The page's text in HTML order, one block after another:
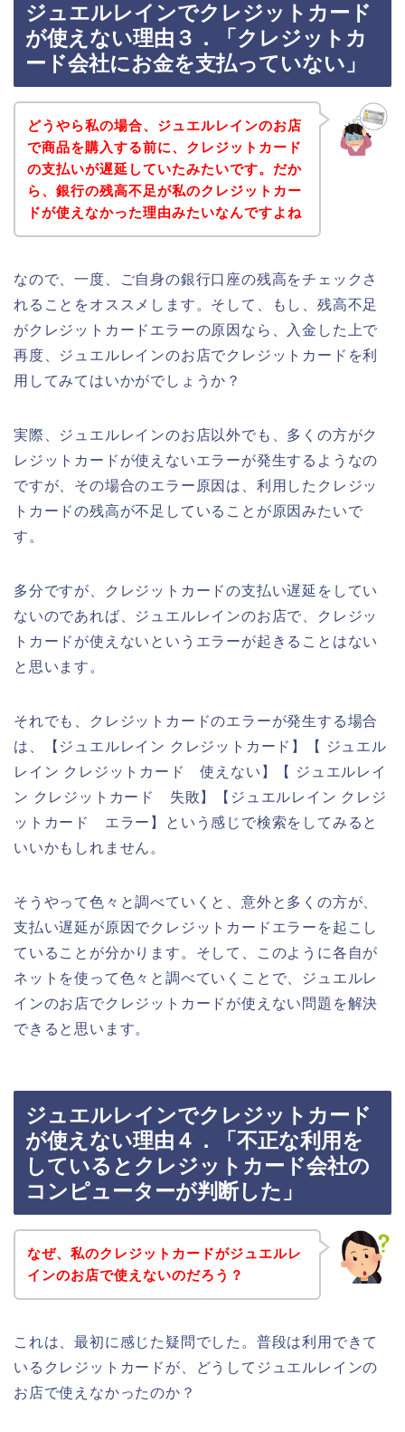
ジュエルレインでクレジットカード
が使えない理由３．「クレジットカ
ード会社にお金を支払っていない」
どうやら私の場合、ジュエルレインのお店
で商品を購入する前に、クレジットカード
の支払いが遅延していたみたいです。だか
ら、銀行の残高不足が私のクレジットカー
ドが使えなかった理由みたいなんですよね
なので、一度、ご自身の銀行口座の残高をチェックさ
れることをオススメします。そして、もし、残高不足
がクレジットカードエラーの原因なら、入金した上で
再度、ジュエルレインのお店でクレジットカードを利
用してみてはいかがでしょうか？
実際、ジュエルレインのお店以外でも、多くの方がク
レジットカードが使えないエラーが発生するようなの
ですが、その場合のエラー原因は、利用したクレジッ
トカードの残高が不足していることが原因みたいで
す。
多分ですが、クレジットカードの支払い遅延をしてい
ないのであれば、ジュエルレインのお店で、クレジッ
トカードが使えないというエラーが起きることはない
と思います。
それでも、クレジットカードのエラーが発生する場合
は、【ジュエルレイン クレジットカード】【 ジュエル
レイン クレジットカード 使えない】【 ジュエルレイ
ン クレジットカード 失敗】【ジュエルレイン クレジ
ットカード エラー】という感じで検索をしてみると
いいかもしれません。
そうやって色々と調べていくと、意外と多くの方が、
支払い遅延が原因でクレジットカードエラーを起こし
ていることが分かります。そして、このように各自が
ネットを使って色々と調べていくことで、ジュエルレ
インのお店でクレジットカードが使えない問題を解決
できると思います。
ジュエルレインでクレジットカード
が使えない理由４．「不正な利用を
しているとクレジットカード会社の
コンピューターが判断した」
なぜ、私のクレジットカードがジュエルレ
インのお店で使えないのだろう？
これは、最初に感じた疑問でした。普段は利用できて
いるクレジットカードが、どうしてジュエルレインの
お店で使えなかったのか？